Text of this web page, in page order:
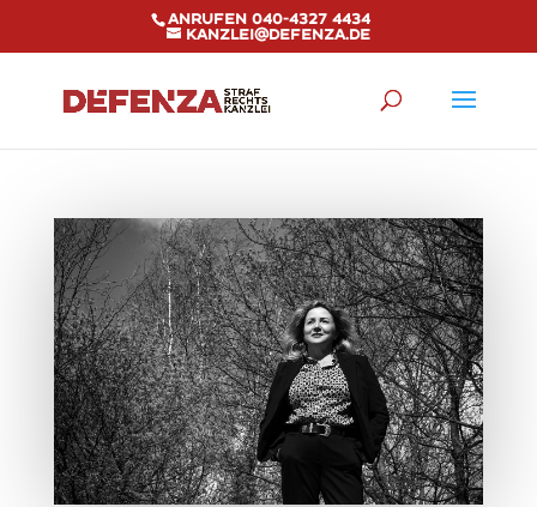
Anrufen 040-4327 4434
kanzlei@defenza.de